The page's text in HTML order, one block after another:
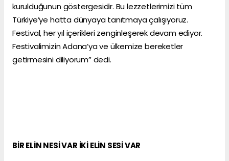
kurulduğunun göstergesidir. Bu lezzetlerimizi tüm
Türkiye’ye hatta dünyaya tanıtmaya çalışıyoruz.
Festival, her yıl içerikleri zenginleşerek devam ediyor.
Festivalimizin Adana’ya ve ülkemize bereketler
getirmesini diliyorum” dedi.
BİR ELİN NESİ VAR İKİ ELİN SESİ VAR